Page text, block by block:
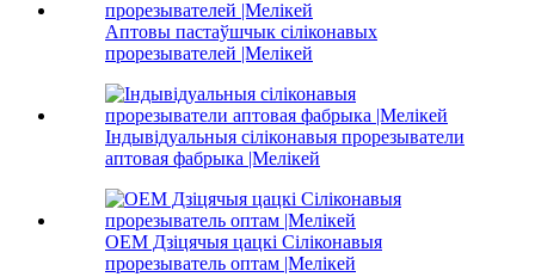
Аптовы пастаўшчык сіліконавых
прорезывателей |Мелікей
Індывідуальныя сіліконавыя прорезыватели
аптовая фабрыка |Мелікей
OEM Дзіцячыя цацкі Сіліконавыя
прорезыватель оптам |Мелікей